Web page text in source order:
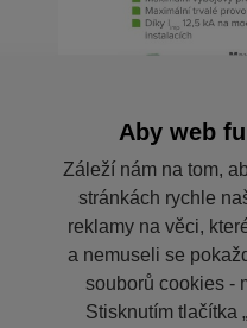
Aby web
Záleží nám na tom,
stránkách rychle
reklamy na věci,
a nemuseli se
souborů cookies -
Stisknutím tlačítka